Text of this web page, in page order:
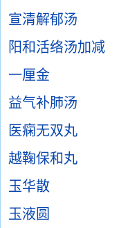
宣清解郁汤
阳和活络汤加减
一厘金
益气补肺汤
医痫无双丸
越鞠保和丸
玉华散
玉液圆